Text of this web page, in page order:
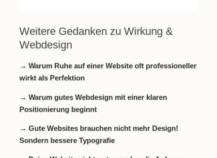
Weitere Gedanken zu Wirkung &
Webdesign
→ Warum Ruhe auf einer Website oft professioneller
wirkt als Perfektion
→ Warum gutes Webdesign mit einer klaren
Positionierung beginnt
→ Gute Websites brauchen nicht mehr Design!
Sondern bessere Typografie